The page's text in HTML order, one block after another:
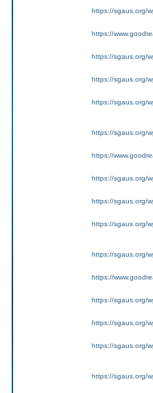
https://sgaus.org/
https://
https://sgaus.org/
https://sgaus.org/
https://sgaus.org/
https://sgaus.org/
https://
https://sgaus.org/
https://sgaus.org/
https://sgaus.org/
https://sgaus.org/
https://
https://sgaus.org/
https://sgaus.org/
https://sgaus.org/
https://sgaus.org/